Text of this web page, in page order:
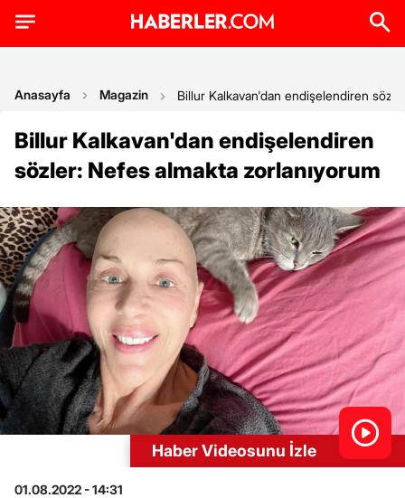
Anasayfa Magazin Billur Kalkavan'dan endişelendiren
Billur Kalkavan'dan endişelendiren
sözler: Nefes almakta zorlanıyorum
Haber Videosunu İzle
01.08.2022 - 14:31